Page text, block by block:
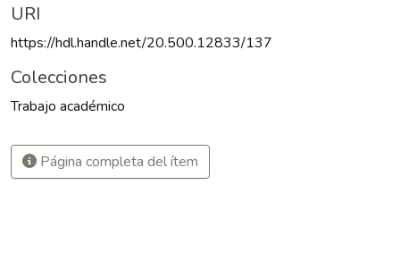
URI
https://hdl.handle.net/20.500.12833/137
Colecciones
Trabajo académico
Página completa del ítem